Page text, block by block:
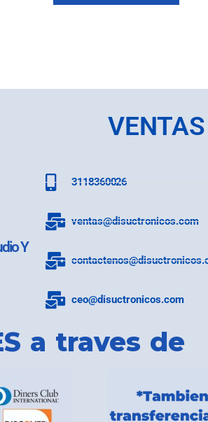
Y
VENTAS
3118360026
ventas@disuctronicos.com
ceo@disuctronicos.com
a traves de